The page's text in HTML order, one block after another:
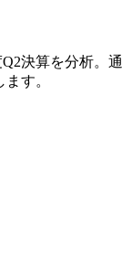
決算を分析
す。